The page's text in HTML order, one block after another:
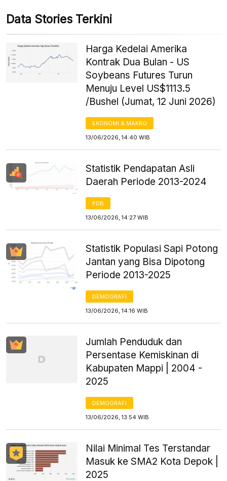
Data Stories Terkini
Harga Kedelai Amerika
Kontrak Dua Bulan - US
Soybeans Futures Turun
Menuju Level US$1113.5
/Bushel (Jumat, 12 Juni 2026)
EKONOMI & MAKRO
13/06/2026, 14:40 WIB
Statistik Pendapatan Asli
Daerah Periode 2013-2024
PDB
13/06/2026, 14:27 WIB
Statistik Populasi Sapi Potong
Jantan yang Bisa Dipotong
Periode 2013-2025
DEMOGRAFI
13/06/2026, 14:16 WIB
Jumlah Penduduk dan
Persentase Kemiskinan di
Kabupaten Mappi | 2004 -
2025
DEMOGRAFI
13/06/2026, 13:54 WIB
Nilai Minimal Tes Terstandar
Masuk ke SMA2 Kota Depok |
2025